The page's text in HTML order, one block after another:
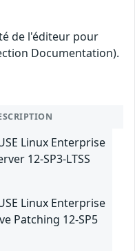
de l'éditeur pour
Documentation).
Linux Enterprise
12-SP3-LTSS
Linux Enterprise
Patching 12-SP5